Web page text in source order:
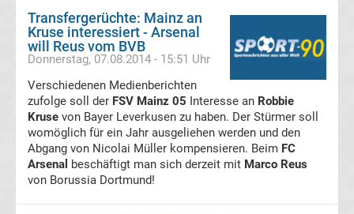
05
Transfergerüchte
Alemannia
Aachen
Transfergerüchte
Transfergerüchte: Mainz an
Kruse interessiert - Arsenal
will Reus vom BVB
Donnerstag, 07.08.2014 - 15:51 Uhr
Verschiedenen Medienberichten
zufolge soll der FSV Mainz 05 Interesse an Robbie
Kruse von Bayer Leverkusen zu haben. Der Stürmer soll
womöglich für ein Jahr ausgeliehen werden und den
Abgang von Nicolai Müller kompensieren. Beim FC
Arsenal beschäftigt man sich derzeit mit Marco Reus
von Borussia Dortmund!